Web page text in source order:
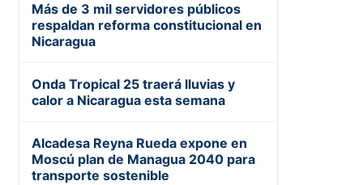
Más de 3 mil servidores públicos
respaldan reforma constitucional en
Nicaragua
Onda Tropical 25 traerá lluvias y
calor a Nicaragua esta semana
Alcadesa Reyna Rueda expone en
Moscú plan de Managua 2040 para
transporte sostenible